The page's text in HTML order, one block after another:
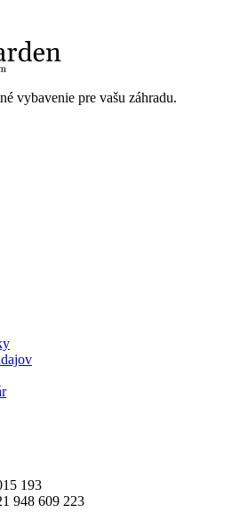
vybavenie pre vašu záhradu.
193
948 609 223